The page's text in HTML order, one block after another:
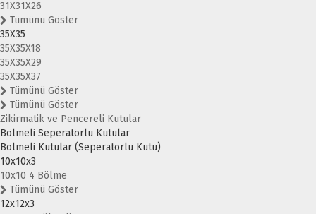
31X31X26
Tümünü Göster
35X35
35X35X18
35X35X29
35X35X37
Tümünü Göster
Tümünü Göster
Zikirmatik ve Pencereli Kutular
Bölmeli Seperatörlü Kutular
Bölmeli Kutular (Seperatörlü Kutu)
10x10x3
10x10 4 Bölme
Tümünü Göster
12x12x3